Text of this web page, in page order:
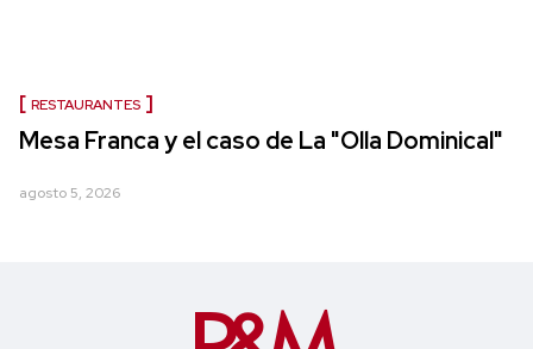
RESTAURANTES
Mesa Franca y el caso de La "Olla Dominical"
agosto 5, 2026